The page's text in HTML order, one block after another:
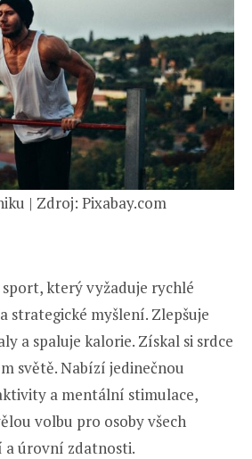
| Zdroj: Pixabay.com
sport, který vyžaduje rychlé
strategické myšlení. Zlepšuje
a spaluje kalorie. Získal si srdce
světě. Nabízí jedinečnou
a mentální stimulace,
volbu pro osoby všech
úrovní zdatnosti.